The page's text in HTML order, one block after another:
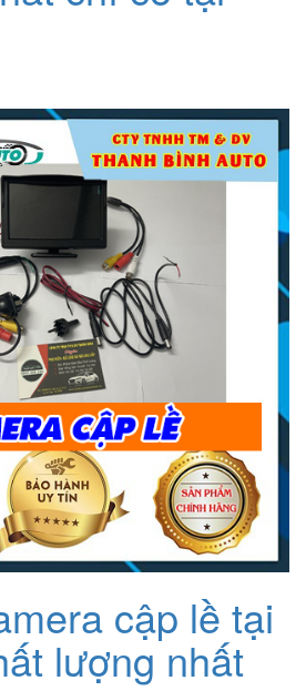
1.200.000₫.
cập lề tại
lượng nhất